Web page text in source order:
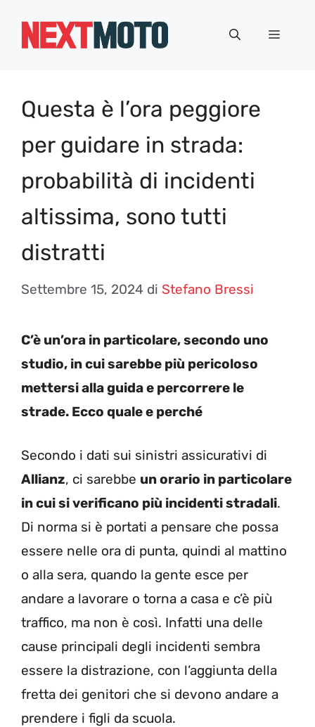
Menu
Questa è l’ora peggiore
per guidare in strada:
probabilità di incidenti
altissima, sono tutti
distratti
Settembre 15, 2024 di Stefano Bressi
C’è un’ora in particolare, secondo uno
studio, in cui sarebbe più pericoloso
mettersi alla guida e percorrere le
strade. Ecco quale e perché
Secondo i dati sui sinistri assicurativi di
Allianz, ci sarebbe un orario in particolare
in cui si verificano più incidenti stradali.
Di norma si è portati a pensare che possa
essere nelle ora di punta, quindi al mattino
o alla sera, quando la gente esce per
andare a lavorare o torna a casa e c’è più
traffico, ma non è così. Infatti una delle
cause principali degli incidenti sembra
essere la distrazione, con l’aggiunta della
fretta dei genitori che si devono andare a
prendere i figli da scuola.